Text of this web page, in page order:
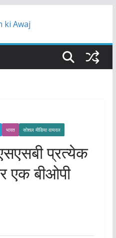
भारत सोशल मीडिया वायरल
प्रत्येक
एक बीओपी